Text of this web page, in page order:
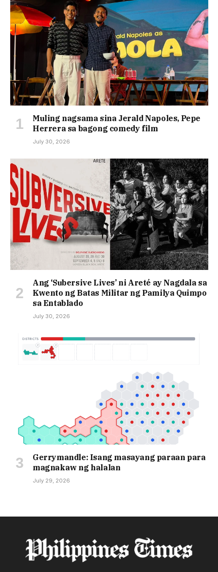
Muling nagsama sina Jerald Napoles, Pepe
Herrera sa bagong comedy film
July 30, 2026
Ang ‘Subersive Lives’ ni Areté ay Nagdala sa
Kwento ng Batas Militar ng Pamilya Quimpo
sa Entablado
July 30, 2026
Gerrymandle: Isang masayang paraan para
magnakaw ng halalan
July 29, 2026